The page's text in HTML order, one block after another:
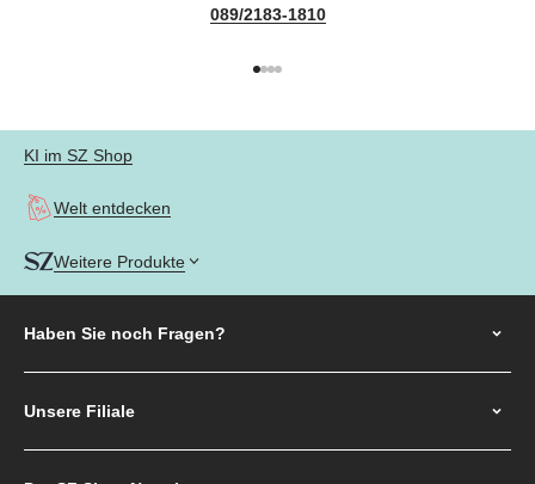
089/2183-1810
KI im SZ Shop
Welt entdecken
Weitere Produkte
Haben Sie noch Fragen?
Unsere Filiale